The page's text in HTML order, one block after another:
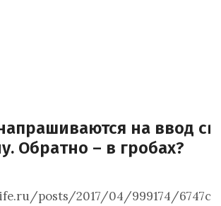
на ввод
Обратно – в гробах?
posts/2017/04/999174/